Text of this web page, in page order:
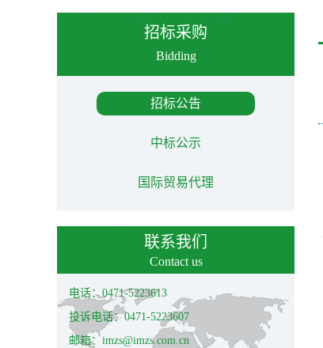
招标采购
Bidding
招标公告
中标公示
国际贸易代理
联系我们
Contact us
电话：0471-5223613
投诉电话：0471-5223607
邮箱：imzs@imzs.com.cn